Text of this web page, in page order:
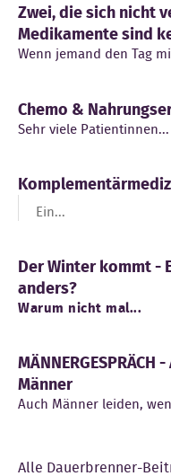
Zwei, die sich nicht
Medikamente sind
Wenn jemand den Tag
Chemo &
Sehr viele Patientinnen...
Ein...
Der Winter kommt -
anders?
Warum nicht mal...
Männer
Auch Männer leiden,
Alle Dauerbrenner-